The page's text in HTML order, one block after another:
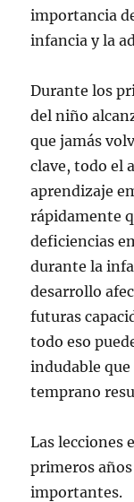
importancia
infancia y la
Durante los
del niño
que jamás
clave, todo el
aprendizaje
rápidamente
deficiencias
durante la
desarrollo
futuras
todo eso
indudable
temprano
Las lecciones
primeros
importantes.